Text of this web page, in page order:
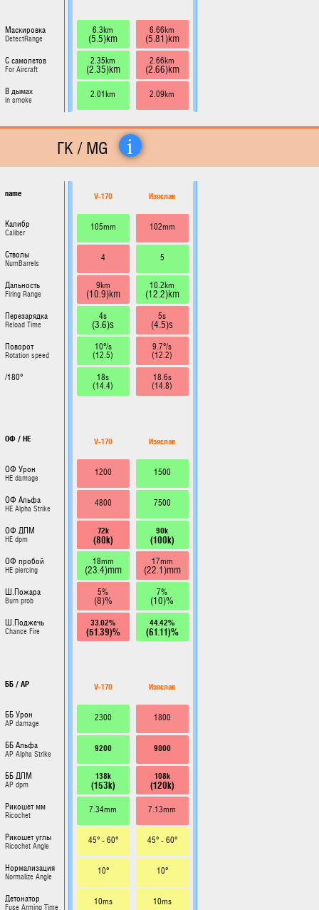
Маскировка
DetectRange
С самолетов
For Aircraft
В дымах
in smoke
6.3km
(5.5)km
2.35km
(2.35)km
2.01km
6.66km
(5.81)km
2.66km
(2.66)km
2.09km
ГК / MG i
name
Калибр
Caliber
Стволы
NumBarrels
Дальность
Firing Range
Перезарядка
Reload Time
Поворот
Rotation speed
/180°
ОФ / HE
ОФ Урон
HE damage
ОФ Альфа
HE Alpha Strike
ОФ ДПМ
HE dpm
ОФ пробой
HE piercing
Ш.Пожара
Burn prob
Ш.Поджечь
Chance Fire
ББ / AP
ББ Урон
AP damage
ББ Альфа
AP Alpha Strike
ББ ДПМ
AP dpm
Рикошет мм
Ricochet
Рикошет углы
Ricochet Angle
Нормализация
Normalize Angle
Детонатор
Fuse Arming Time
V-170
105mm
4
9km
(10.9)km
4s
(3.6)s
10°/s
(12.5)
18s
(14.4)
V-170
1200
4800
72k
(80k)
18mm
(23.4)mm
5%
(8)%
33.02%
(51.39)%
V-170
2300
9200
138k
(153k)
7.34mm
45° - 60°
10°
10ms
Изяслав
102mm
5
10.2km
(12.2)km
5s
(4.5)s
9.7°/s
(12.2)
18.6s
(14.8)
Изяслав
1500
7500
90k
(100k)
17mm
(22.1)mm
7%
(10)%
44.42%
(61.11)%
Изяслав
1800
9000
108k
(120k)
7.13mm
45° - 60°
10°
10ms